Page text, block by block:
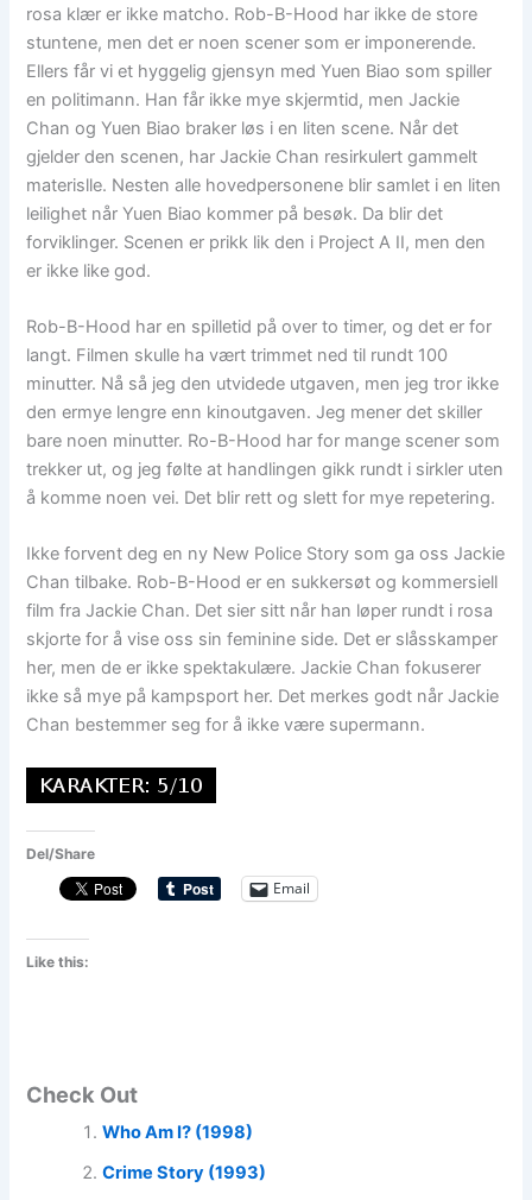
rosa klær er ikke matcho. Rob-B-Hood har ikke de store
stuntene, men det er noen scener som er imponerende.
Ellers får vi et hyggelig gjensyn med Yuen Biao som spiller
en politimann. Han får ikke mye skjermtid, men Jackie
Chan og Yuen Biao braker løs i en liten scene. Når det
gjelder den scenen, har Jackie Chan resirkulert gammelt
materislle. Nesten alle hovedpersonene blir samlet i en liten
leilighet når Yuen Biao kommer på besøk. Da blir det
forviklinger. Scenen er prikk lik den i Project A II, men den
er ikke like god.
Rob-B-Hood har en spilletid på over to timer, og det er for
langt. Filmen skulle ha vært trimmet ned til rundt 100
minutter. Nå så jeg den utvidede utgaven, men jeg tror ikke
den ermye lengre enn kinoutgaven. Jeg mener det skiller
bare noen minutter. Ro-B-Hood har for mange scener som
trekker ut, og jeg følte at handlingen gikk rundt i sirkler uten
å komme noen vei. Det blir rett og slett for mye repetering.
Ikke forvent deg en ny New Police Story som ga oss Jackie
Chan tilbake. Rob-B-Hood er en sukkersøt og kommersiell
film fra Jackie Chan. Det sier sitt når han løper rundt i rosa
skjorte for å vise oss sin feminine side. Det er slåsskamper
her, men de er ikke spektakulære. Jackie Chan fokuserer
ikke så mye på kampsport her. Det merkes godt når Jackie
Chan bestemmer seg for å ikke være supermann.
Del/Share
Email
Like this:
Check Out
Who Am I? (1998)
Crime Story (1993)